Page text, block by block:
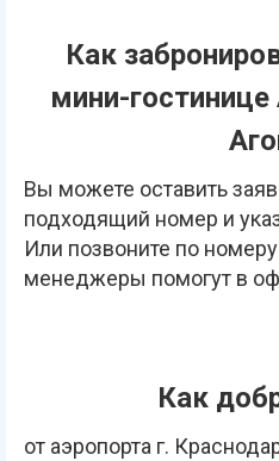
Как
мини-
Вы можете оставить
подходящий номер и
Или позвоните по
менеджеры помогут в
Как
от аэропорта г.